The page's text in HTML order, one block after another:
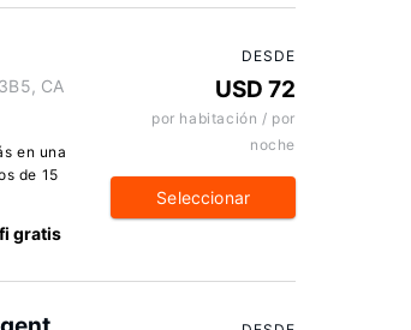
CA
en una
de 15
gratis
DESDE
USD 72
por habitación / por
noche
Seleccionar